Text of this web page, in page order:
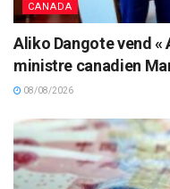
CANADA
Aliko Dangote vend «
ministre canadien
08/08/2026